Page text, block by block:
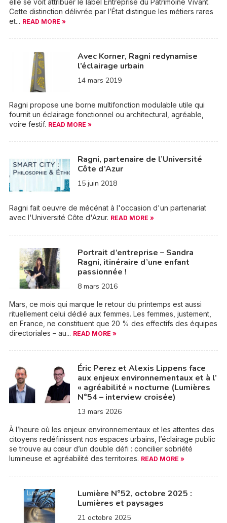
elle se voit attribuer le label Entreprise du Patrimoine Vivant.
Cette distinction délivrée par l’État distingue les métiers rares
et... READ MORE »
Avec Korner, Ragni redynamise
l’éclairage urbain
14 mars 2019
Ragni propose une borne multifonction modulable utile qui
fournit un éclairage fonctionnel ou architectural, agréable,
voire festif. READ MORE »
Ragni, partenaire de l’Université
Côte d’Azur
15 juin 2018
Ragni fait oeuvre de mécénat à l'occasion d'un partenariat
avec l'Université Côte d'Azur. READ MORE »
Portrait d’entreprise – Sandra
Ragni, itinéraire d’une enfant
passionnée !
8 mars 2016
Mars, ce mois qui marque le retour du printemps est aussi
rituellement celui dédié aux femmes. Les femmes, justement,
en France, ne constituent que 20 % des effectifs des équipes
directoriales – au... READ MORE »
Éric Perez et Alexis Lippens face
aux enjeux environnementaux et à l’
« agréabilité » nocturne (Lumières
N°54 – interview croisée)
13 mars 2026
À l’heure où les enjeux environnementaux et les attentes des
citoyens redéfinissent nos espaces urbains, l’éclairage public
se trouve au cœur d’un double défi : concilier sobriété
lumineuse et agréabilité des territoires. READ MORE »
Lumière N°52, octobre 2025 :
Lumières et paysages
21 octobre 2025